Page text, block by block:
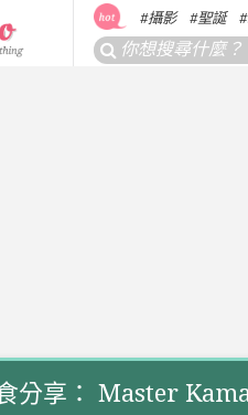
攝影 聖誕
搜
分享： Master